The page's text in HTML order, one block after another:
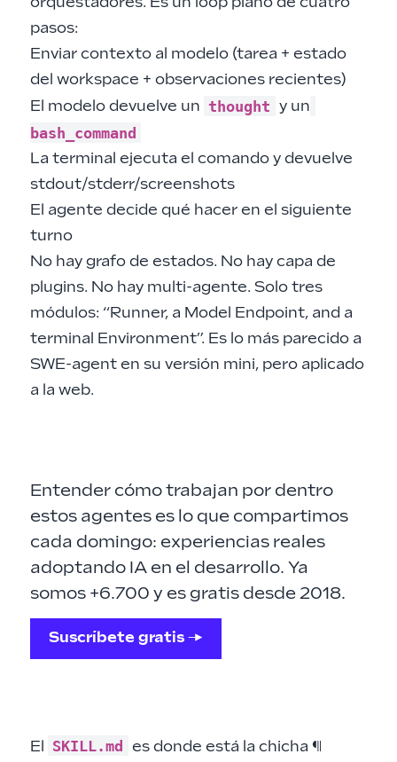
pasos:
Enviar contexto al modelo (tarea + estado
del workspace + observaciones recientes)
El modelo devuelve un thought y un
bash_command
La terminal ejecuta el comando y devuelve
stdout/stderr/screenshots
El agente decide qué hacer en el siguiente
turno
No hay grafo de estados. No hay capa de
plugins. No hay multi-agente. Solo tres
módulos: “Runner, a Model Endpoint, and a
terminal Environment”. Es lo más parecido a
SWE-agent en su versión mini, pero aplicado
a la web.
Entender cómo trabajan por dentro
estos agentes es lo que compartimos
cada domingo: experiencias reales
adoptando IA en el desarrollo. Ya
somos +6.700 y es gratis desde 2018.
Suscríbete gratis →
El SKILL.md es donde está la chicha ¶